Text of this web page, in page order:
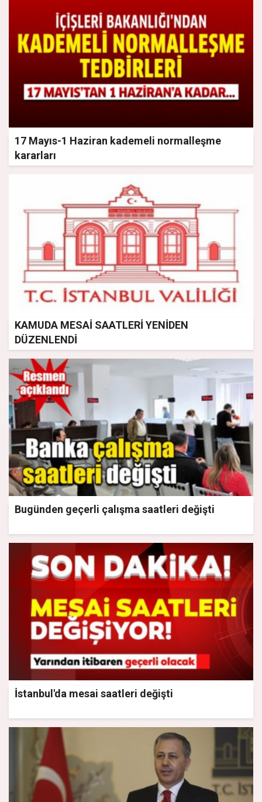
17 Mayıs-1 Haziran kademeli normalleşme
kararları
KAMUDA MESAİ SAATLERİ YENİDEN
DÜZENLENDİ
Bugünden geçerli çalışma saatleri değişti
İstanbul'da mesai saatleri değişti